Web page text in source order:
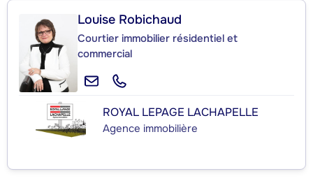
Louise Robichaud
Courtier immobilier résidentiel et
commercial
ROYAL LEPAGE LACHAPELLE
Agence immobilière